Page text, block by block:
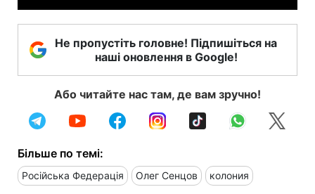
Не пропустіть головне! Підпишіться на
наші оновлення в Google!
Або читайте нас там, де вам зручно!
Більше по темі:
Російська Федерація Олег Сенцов колония